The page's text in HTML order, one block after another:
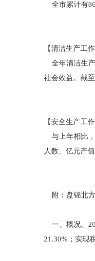
全市累计有
【清洁生产工
全年清洁生产
社会效益。截
【安全生产工
与上年相比，
人数、亿元产
附：盘锦北方
一、概况。
21.30%；实现